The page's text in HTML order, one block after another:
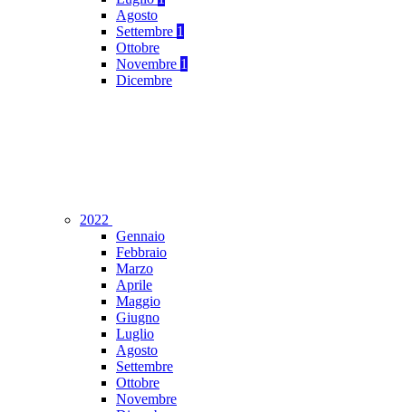
Agosto
Settembre 1
Ottobre
Novembre 1
Dicembre
2022
Gennaio
Febbraio
Marzo
Aprile
Maggio
Giugno
Luglio
Agosto
Settembre
Ottobre
Novembre